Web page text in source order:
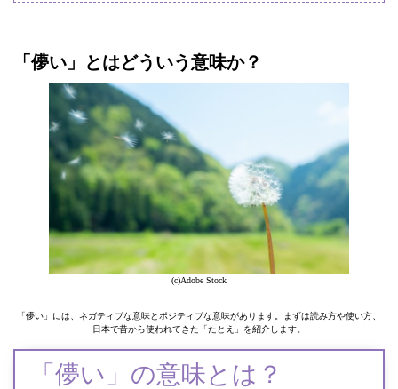
「儚い」とはどういう意味か？
(c)Adobe Stock
「儚い」には、ネガティブな意味とポジティブな意味があります。まずは読み方や使い方、
日本で昔から使われてきた「たとえ」を紹介します。
「儚い」の意味とは？